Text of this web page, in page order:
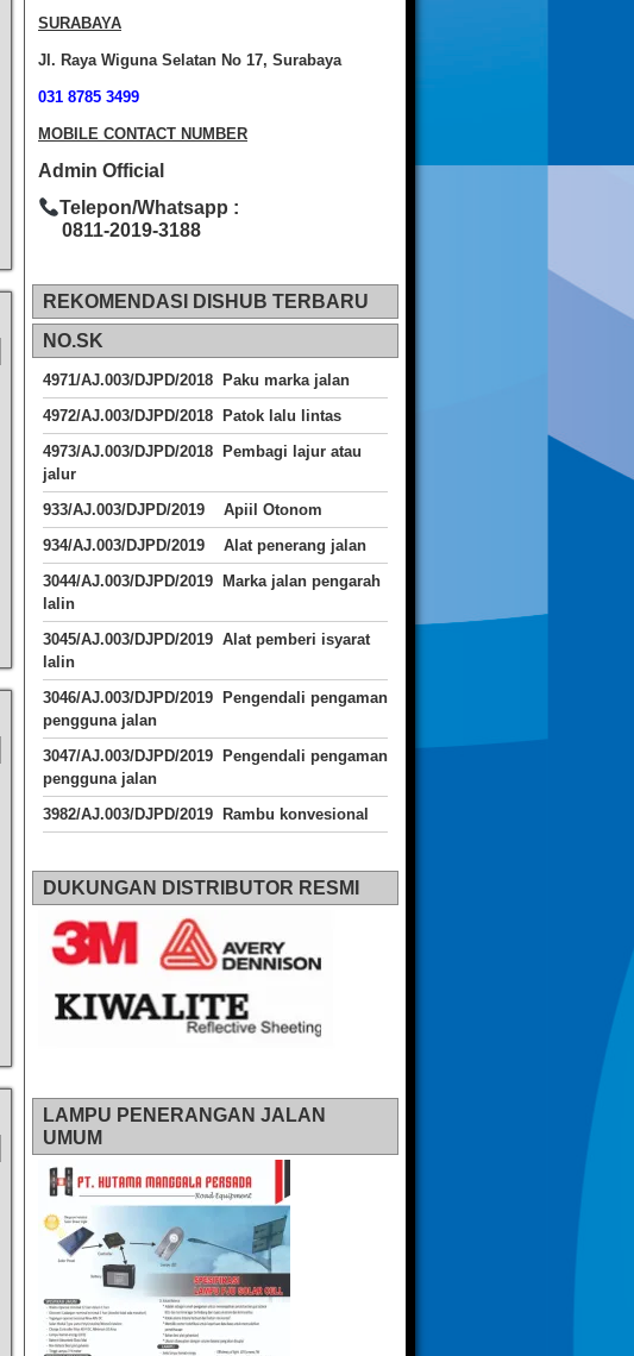
SURABAYA
Jl. Raya Wiguna Selatan No 17, Surabaya
031 8785 3499
MOBILE CONTACT NUMBER
Admin Official
Telepon/Whatsapp :
0811-2019-3188
REKOMENDASI DISHUB TERBARU
NO.SK
4971/AJ.003/DJPD/2018 Paku marka jalan
4972/AJ.003/DJPD/2018 Patok lalu lintas
4973/AJ.003/DJPD/2018
Pembagi lajur atau
jalur
933/AJ.003/DJPD/2019 Apiil Otonom
934/AJ.003/DJPD/2019 Alat penerang jalan
3044/AJ.003/DJPD/2019 Marka jalan pengarah
lalin
3045/AJ.003/DJPD/2019 Alat pemberi isyarat
lalin
3046/AJ.003/DJPD/2019 Pengendali pengaman
pengguna jalan
3047/AJ.003/DJPD/2019 Pengendali pengaman
pengguna jalan
3982/AJ.003/DJPD/2019 Rambu konvesional
DUKUNGAN DISTRIBUTOR RESMI
LAMPU PENERANGAN JALAN
UMUM